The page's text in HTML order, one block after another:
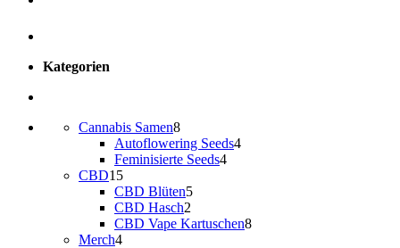
Kategorien
Cannabis Samen88
Produkte
Autoflowering Seeds44
Feminisierte Seeds44
CBD1515
Produkte
CBD Blüten55
CBD Hasch2
Produkte
CBD Vape Kartuschen88
Merch44